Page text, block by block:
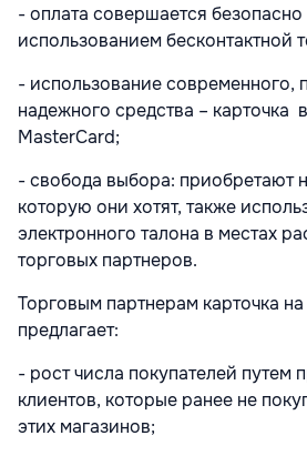
- оплата совершается
использованием бесконтактной
- использование современного,
надежного средства – карточка
MasterCard;
- свобода выбора: приобретают
которую они хотят, также
электронного талона в местах
торговых партнеров.
Торговым партнерам карточка
предлагает:
- рост числа покупателей путем
клиентов, которые ранее не
этих магазинов;